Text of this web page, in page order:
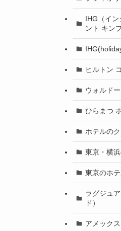
IHG（イン
ント キン
ヒルトン
ウォルド
ひらまつ
ホテルの
東京・横
東京のホ
ラグジュ
ド）
アメック